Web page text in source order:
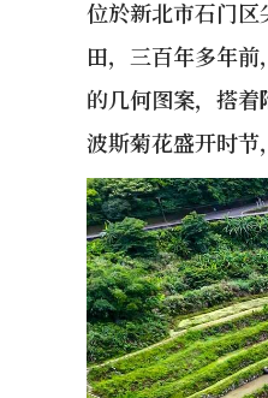
位於新北市石门
田，三百年多年
的几何图案，搭
波斯菊花盛开时节